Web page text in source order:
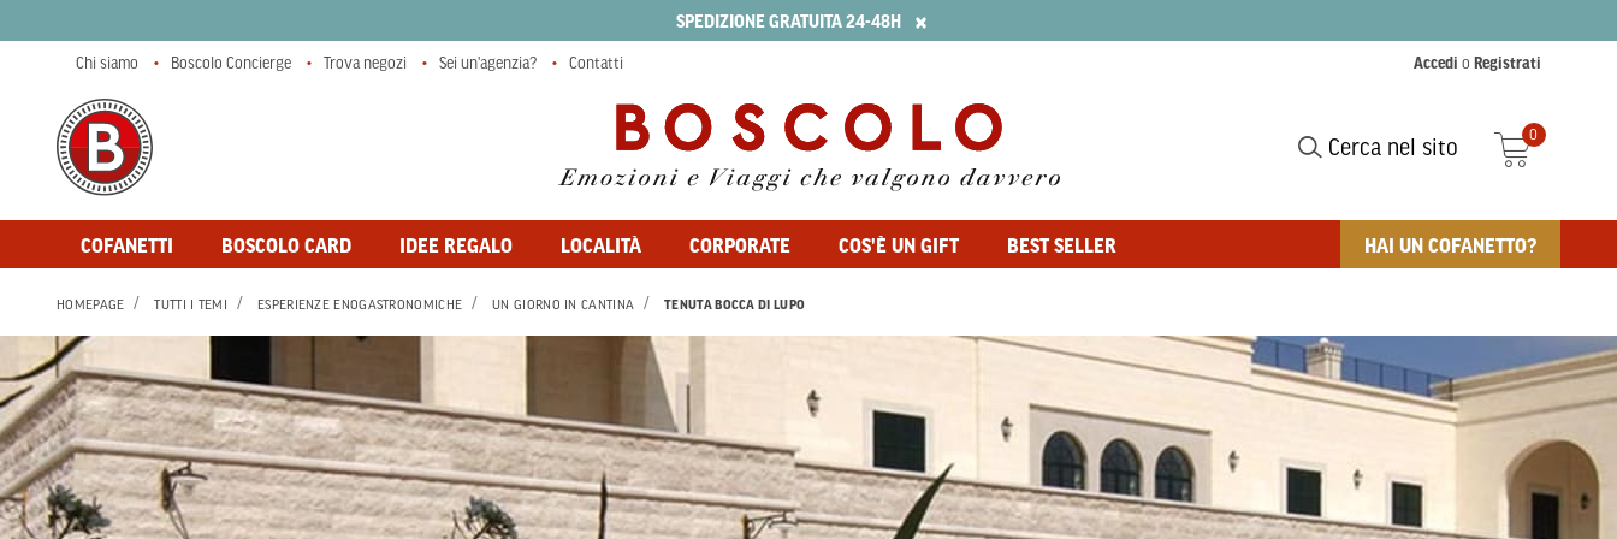
SPEDIZIONE GRATUITA 24-48H ×
Cerca nel sito
0
COFANETTI BOSCOLO CARD IDEE REGALO LOCALITÀ CORPORATE COS'È UN GIFT BEST SELLER HAI UN COFANETTO?
Chi siamo Boscolo Concierge Trova negozi Sei un'agenzia? Contatti Accedi o Registrati
HOMEPAGE TUTTI I TEMI ESPERIENZE ENOGASTRONOMICHE UN GIORNO IN CANTINA TENUTA BOCCA DI LUPO